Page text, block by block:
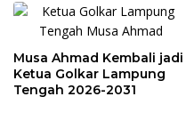
Musa Ahmad Kembali jadi
Ketua Golkar Lampung
Tengah 2026-2031